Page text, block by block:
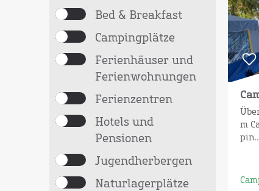
Bed & Breakfast
Campingplätze
Ferienhäuser und
Ferienwohnungen
Ferienzentren
Hotels und
Pensionen
Jugendherbergen
Naturlagerplätze
m